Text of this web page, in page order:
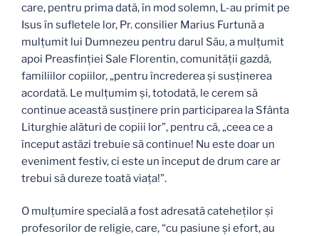
care, pentru prima dată, în mod solemn, L-au primit pe
Isus în sufletele lor, Pr. consilier Marius Furtună a
mulţumit lui Dumnezeu pentru darul Său, a mulţumit
apoi Preasfinţiei Sale Florentin, comunităţii gazdă,
familiilor copiilor, „pentru încrederea şi susţinerea
acordată. Le mulţumim şi, totodată, le cerem să
continue această susţinere prin participarea la Sfânta
Liturghie alături de copiii lor”, pentru că, „ceea ce a
început astăzi trebuie să continue! Nu este doar un
eveniment festiv, ci este un început de drum care ar
trebui să dureze toată viaţa!”.
O mulţumire specială a fost adresată cateheţilor şi
profesorilor de religie, care, “cu pasiune şi efort, au